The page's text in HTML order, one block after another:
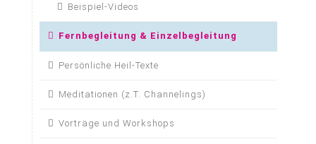
Beispiel-Videos
Fernbegleitung & Einzelbegleitung
Persönliche Heil-Texte
Meditationen (z.T. Channelings)
Vorträge und Workshops